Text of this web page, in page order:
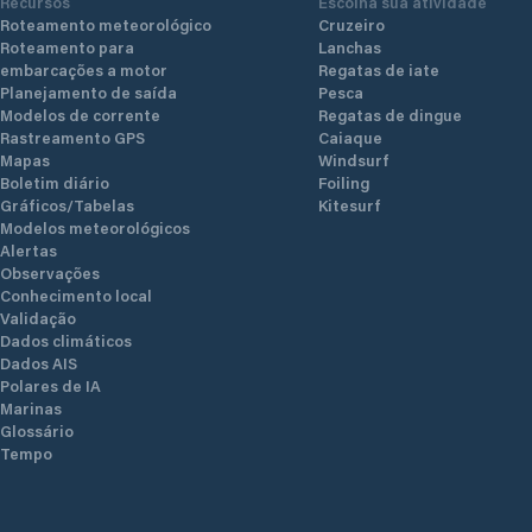
Roteamento meteorológico
Roteamento para
embarcações a motor
Planejamento de saída
Modelos de corrente
Rastreamento GPS
Mapas
Boletim diário
Gráficos/Tabelas
Modelos meteorológicos
Alertas
Observações
Conhecimento local
Validação
Dados climáticos
Dados AIS
Polares de IA
Marinas
Glossário
Tempo
Cruzeiro
Lanchas
Regatas de iate
Pesca
Regatas de dingue
Caiaque
Windsurf
Foiling
Kitesurf